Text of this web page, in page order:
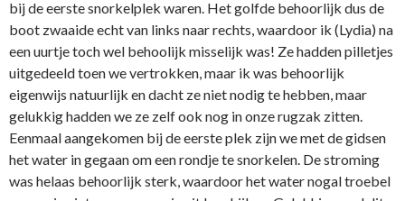
bij de eerste snorkelplek waren. Het golfde behoorlijk dus de
boot zwaaide echt van links naar rechts, waardoor ik (Lydia) na
een uurtje toch wel behoolijk misselijk was! Ze hadden pilletjes
uitgedeeld toen we vertrokken, maar ik was behoorlijk
eigenwijs natuurlijk en dacht ze niet nodig te hebben, maar
gelukkig hadden we ze zelf ook nog in onze rugzak zitten.
Eenmaal aangekomen bij de eerste plek zijn we met de gidsen
het water in gegaan om een rondje te snorkelen. De stroming
was helaas behoorlijk sterk, waardoor het water nogal troebel